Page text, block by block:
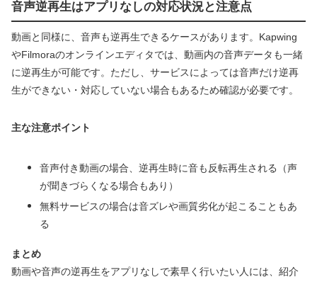
音声逆再生はアプリなしの対応状況と注意点
動画と同様に、音声も逆再生できるケースがあります。Kapwing
やFilmoraのオンラインエディタでは、動画内の音声データも一緒
に逆再生が可能です。ただし、サービスによっては音声だけ逆再
生ができない・対応していない場合もあるため確認が必要です。
主な注意ポイント
音声付き動画の場合、逆再生時に音も反転再生される（声
が聞きづらくなる場合もあり）
無料サービスの場合は音ズレや画質劣化が起こることもあ
る
まとめ
動画や音声の逆再生をアプリなしで素早く行いたい人には、紹介